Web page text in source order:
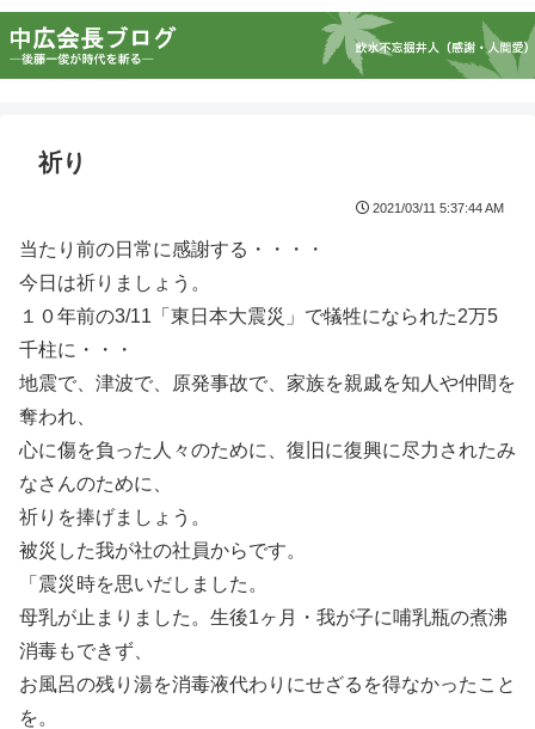
祈り
2021/03/11 5:37:44 AM
当たり前の日常に感謝する・・・・
今日は祈りましょう。
１０年前の3/11「東日本大震災」で犠牲になられた2万5
千柱に・・・
地震で、津波で、原発事故で、家族を親戚を知人や仲間を
奪われ、
心に傷を負った人々のために、復旧に復興に尽力されたみ
なさんのために、
祈りを捧げましょう。
被災した我が社の社員からです。
「震災時を思いだしました。
母乳が止まりました。生後1ヶ月・我が子に哺乳瓶の煮沸
消毒もできず、
お風呂の残り湯を消毒液代わりにせざるを得なかったこと
を。